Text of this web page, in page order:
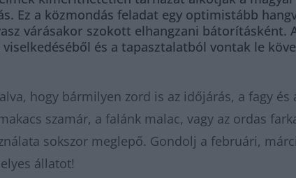
Ez a közmondás feladat egy optimistább
várásakor szokott elhangzani bátorításként.
és a tapasztalatból vontak le
hogy bármilyen zord is az időjárás, a fagy
szamár, a falánk malac, vagy az ordas
sokszor meglepő. Gondolj a februári,
állatot!